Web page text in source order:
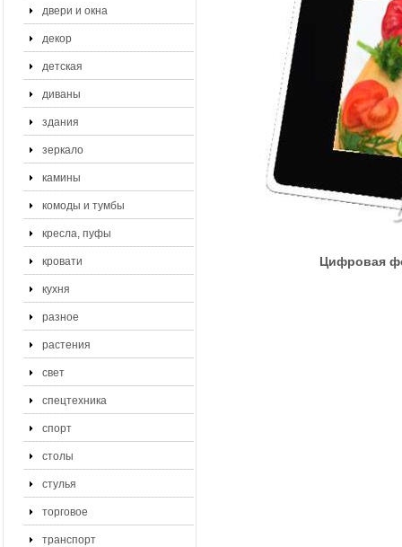
двери и окна
декор
детская
диваны
здания
зеркало
камины
комоды и тумбы
кресла, пуфы
кровати
кухня
разное
растения
свет
спецтехника
спорт
столы
стулья
торговое
транспорт
Цифровая